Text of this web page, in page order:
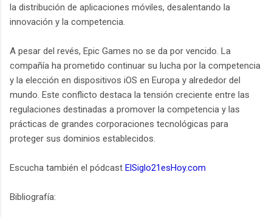
la distribución de aplicaciones móviles, desalentando la
innovación y la competencia.
A pesar del revés, Epic Games no se da por vencido. La
compañía ha prometido continuar su lucha por la competencia
y la elección en dispositivos iOS en Europa y alrededor del
mundo. Este conflicto destaca la tensión creciente entre las
regulaciones destinadas a promover la competencia y las
prácticas de grandes corporaciones tecnológicas para
proteger sus dominios establecidos.
Escucha también el pódcast ElSiglo21esHoy.com
Bibliografía: